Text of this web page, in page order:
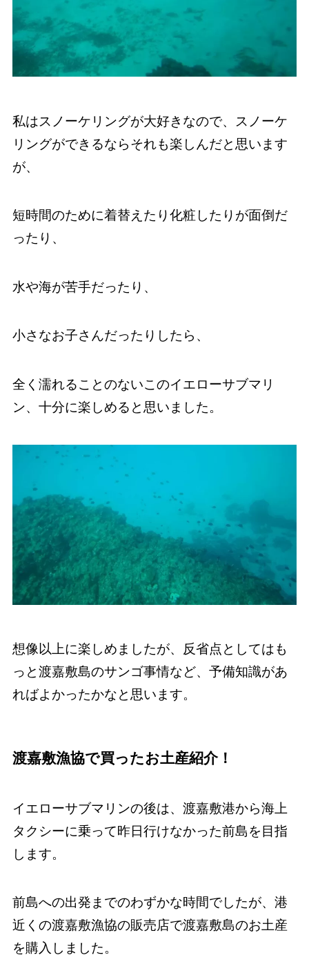
私はスノーケリングが大好きなので、スノーケ
リングができるならそれも楽しんだと思います
が、
短時間のために着替えたり化粧したりが面倒だ
ったり、
水や海が苦手だったり、
小さなお子さんだったりしたら、
全く濡れることのないこのイエローサブマリ
ン、十分に楽しめると思いました。
想像以上に楽しめましたが、反省点としてはも
っと渡嘉敷島のサンゴ事情など、予備知識があ
ればよかったかなと思います。
渡嘉敷漁協で買ったお土産紹介！
イエローサブマリンの後は、渡嘉敷港から海上
タクシーに乗って昨日行けなかった前島を目指
します。
前島への出発までのわずかな時間でしたが、港
近くの渡嘉敷漁協の販売店で渡嘉敷島のお土産
を購入しました。